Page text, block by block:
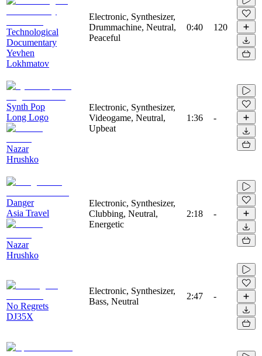
Technological
Documentary
Yevhen
Lokhmatov
Electronic, Synthesizer,
Drummachine, Neutral,
Peaceful
0:40 120
Synth Pop
Long Logo
Nazar
Hrushko
Electronic, Synthesizer,
Videogame, Neutral,
Upbeat
1:36 -
Danger
Asia Travel
Nazar
Hrushko
Electronic, Synthesizer,
Clubbing, Neutral,
Energetic
2:18 -
No Regrets
DJ35X
Electronic, Synthesizer,
Bass, Neutral
2:47 -